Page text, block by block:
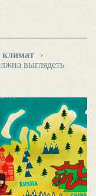
климат
›
выглядеть